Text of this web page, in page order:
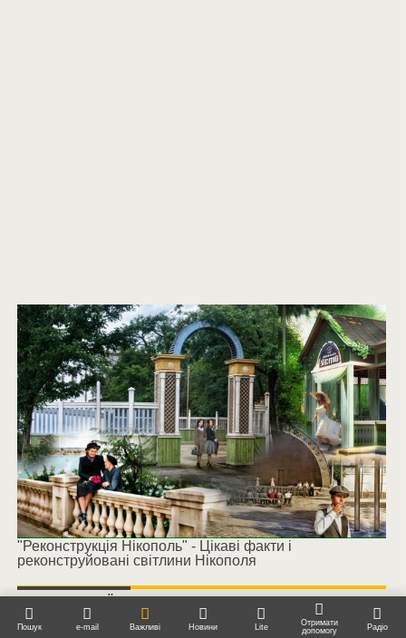
"Реконструкція Нікополь" - Цікаві факти і
реконструйовані світлини Нікополя
НОВИНИ УКРАЇНИ